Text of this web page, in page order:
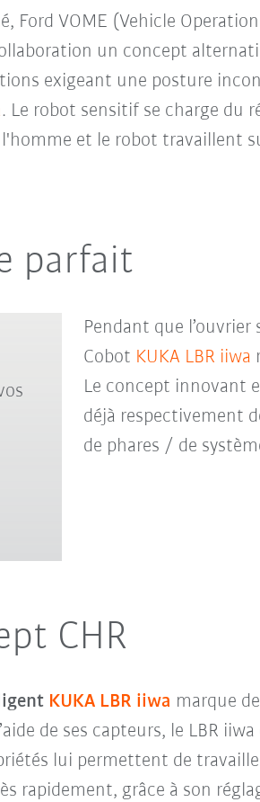
Ford VOME (Vehicle
un concept
exigeant une posture
. Le robot sensitif se charge du
et le robot travaillent
parfait
Pendant que
Cobot KUKA LBR iiwa
Le concept innovant
déjà respectivement
de phares / de
CHR
KUKA LBR iiwa marque
de ses capteurs, le LBR
lui permettent de
rapidement, grâce à son